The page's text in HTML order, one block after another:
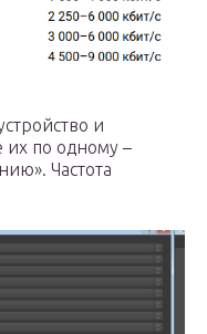
и
по одному –
Частота